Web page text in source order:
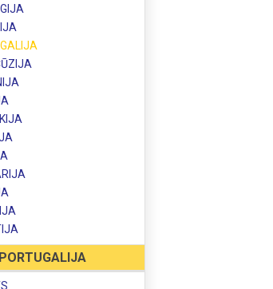
PORTUGALIJA